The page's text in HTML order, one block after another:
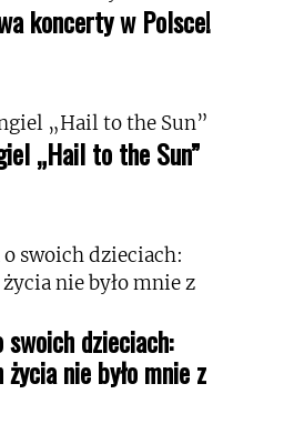
koncerty w Polsce!
„Hail to the Sun”
dzieciach:
nie było mnie z